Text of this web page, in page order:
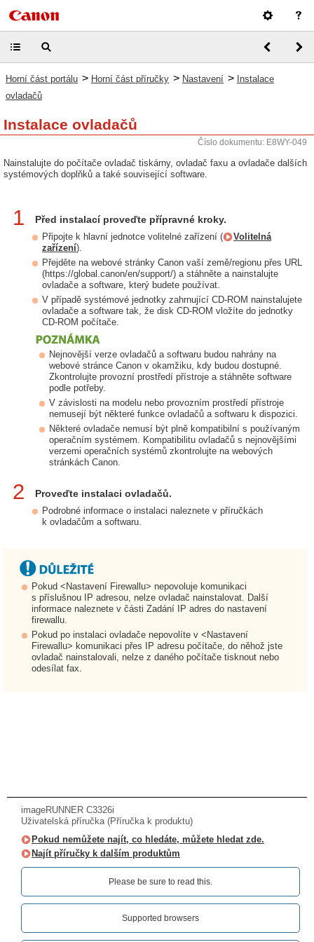
Horní část portálu > Horní část příručky > Nastavení > Instalace
ovladačů
Instalace ovladačů
Číslo dokumentu: E8WY-049
Nainstalujte do počítače ovladač tiskárny, ovladač faxu a ovladače dalších
systémových doplňků a také související software.
1 Před instalací proveďte přípravné kroky.
Připojte k hlavní jednotce volitelné zařízení (
Volitelná
zařízení).
Přejděte na webové stránky Canon vaší země/regionu přes URL
(https://global.canon/en/support/) a stáhněte a nainstalujte
ovladače a software, který budete používat.
V případě systémové jednotky zahrnující CD-ROM nainstalujete
ovladače a software tak, že disk CD-ROM vložíte do jednotky
CD-ROM počítače.
Nejnovější verze ovladačů a softwaru budou nahrány na
webové stránce Canon v okamžiku, kdy budou dostupné.
Zkontrolujte provozní prostředí přístroje a stáhněte software
podle potřeby.
V závislosti na modelu nebo provozním prostředí přístroje
nemusejí být některé funkce ovladačů a softwaru k dispozici.
Některé ovladače nemusí být plně kompatibilní s používaným
operačním systémem. Kompatibilitu ovladačů s nejnovějšími
verzemi operačních systémů zkontrolujte na webových
stránkách Canon.
2 Proveďte instalaci ovladačů.
Podrobné informace o instalaci naleznete v příručkách
k ovladačům a softwaru.
Pokud <Nastavení Firewallu> nepovoluje komunikaci
s příslušnou IP adresou, nelze ovladač nainstalovat. Další
informace naleznete v části Zadání IP adres do nastavení
firewallu.
Pokud po instalaci ovladače nepovolíte v <Nastavení
Firewallu> komunikaci přes IP adresu počítače, do něhož jste
ovladač nainstalovali, nelze z daného počítače tisknout nebo
odesílat fax.
imageRUNNER C3326i
Uživatelská příručka (Příručka k produktu)
Pokud nemůžete najít, co hledáte, můžete hledat zde.
Najít příručky k dalším produktům
Please be sure to read this.‎
Supported browsers